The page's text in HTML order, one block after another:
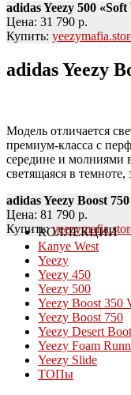
adidas Yeezy 500 «Soft
Цена: 31 790 р.
Купить:
adidas Yeezy
Модель отличается
премиум-класса с
середине и молниями
светящаяся в темноте,
adidas Yeezy Boost
Цена: 81 790 р.
Купить:КОЛЛЕКЦИИ
Kanye West
Yeezy
Yeezy 450
Yeezy 500
Yeezy Boost 350
Yeezy Boost 750
Yeezy Desert Boot
Yeezy Foam
Yeezy Slide
ТОПы